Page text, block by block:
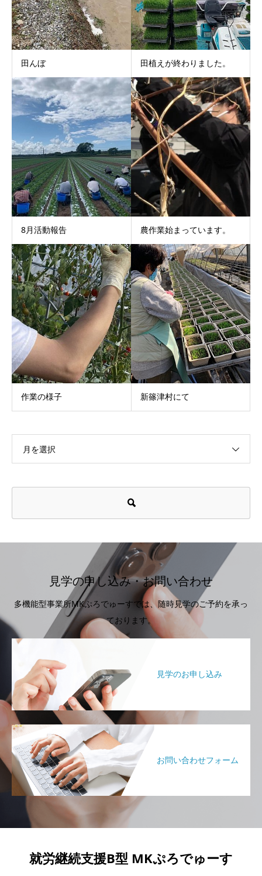
田んぼ 田植えが終わりました。
8月活動報告 農作業始まっています。
作業の様子 新篠津村にて
月を選択
見学の申し込み・お問い合わせ
多機能型事業所MKぷろでゅーすでは、随時見学のご予約を承っ
ております。
見学のお申し込み
お問い合わせフォーム
就労継続支援B型 MKぷろでゅーす